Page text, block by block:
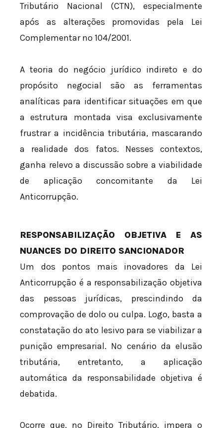
Tributário Nacional (CTN), especialmente
após as alterações promovidas pela Lei
Complementar nº 104/2001.
A teoria do negócio jurídico indireto e do
propósito negocial são as ferramentas
analíticas para identificar situações em que
a estrutura montada visa exclusivamente
frustrar a incidência tributária, mascarando
a realidade dos fatos. Nesses contextos,
ganha relevo a discussão sobre a viabilidade
de aplicação concomitante da Lei
Anticorrupção.
RESPONSABILIZAÇÃO OBJETIVA E AS
NUANCES DO DIREITO SANCIONADOR
Um dos pontos mais inovadores da Lei
Anticorrupção é a responsabilização objetiva
das pessoas jurídicas, prescindindo da
comprovação de dolo ou culpa. Logo, basta a
constatação do ato lesivo para se viabilizar a
punição empresarial. No cenário da elusão
tributária, entretanto, a aplicação
automática da responsabilidade objetiva é
debatida.
Ocorre que, no Direito Tributário, impera o